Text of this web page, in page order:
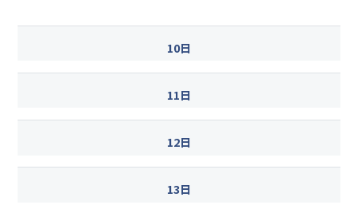
10日
11日
12日
13日